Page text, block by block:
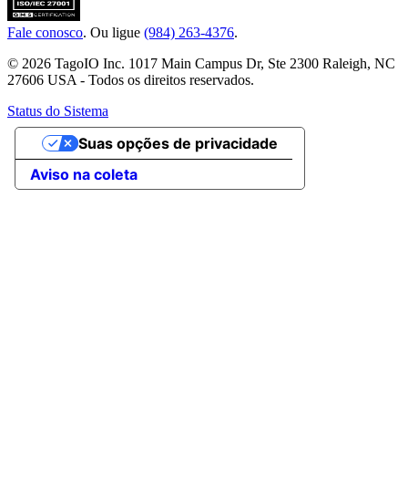
Fale conosco. Ou ligue (984) 263-4376.
© 2026 TagoIO Inc. 1017 Main Campus Dr, Ste 2300 Raleigh, NC
27606 USA - Todos os direitos reservados.
Status do Sistema
Aviso na coleta
Suas opções de privacidade